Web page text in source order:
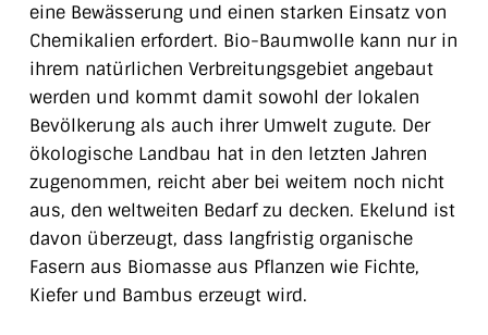
eine Bewässerung und einen starken Einsatz von
Chemikalien erfordert. Bio-Baumwolle kann nur in
ihrem natürlichen Verbreitungsgebiet angebaut
werden und kommt damit sowohl der lokalen
Bevölkerung als auch ihrer Umwelt zugute. Der
ökologische Landbau hat in den letzten Jahren
zugenommen, reicht aber bei weitem noch nicht
aus, den weltweiten Bedarf zu decken. Ekelund ist
davon überzeugt, dass langfristig organische
Fasern aus Biomasse aus Pflanzen wie Fichte,
Kiefer und Bambus erzeugt wird.